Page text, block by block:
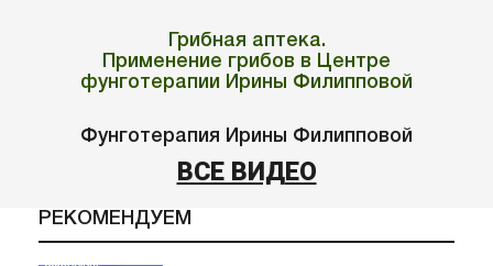
Грибная аптека.
Применение грибов в Центре
фунготерапии Ирины Филипповой
Фунготерапия Ирины Филипповой
ВСЕ ВИДЕО
РЕКОМЕНДУЕМ